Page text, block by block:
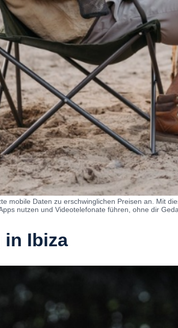
mobile Daten zu erschwinglichen Preisen an. Mit
nutzen und Videotelefonate führen, ohne dir
in Ibiza